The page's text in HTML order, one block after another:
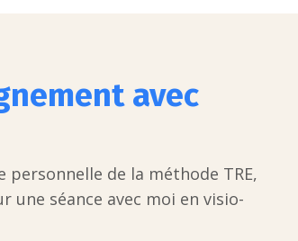
avec
de la méthode TRE,
une séance avec moi en visio-